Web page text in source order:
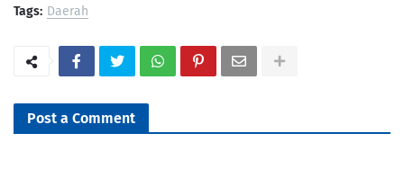
Tags: Daerah
Post a Comment